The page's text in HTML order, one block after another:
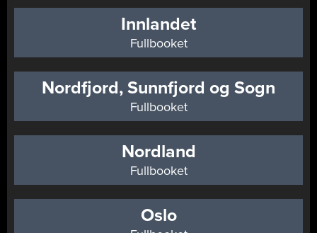
Innlandet
Fullbooket
Nordfjord, Sunnfjord og Sogn
Fullbooket
Nordland
Fullbooket
Oslo